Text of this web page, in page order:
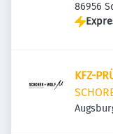
86956
KFZ-